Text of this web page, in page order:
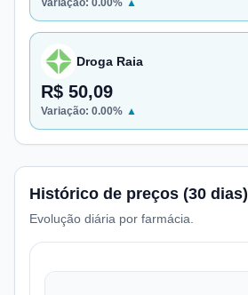
Variação: 0.00% ▲
Droga Raia
R$ 50,09
Variação: 0.00% ▲
Histórico de preços (30 dias)
Evolução diária por farmácia.